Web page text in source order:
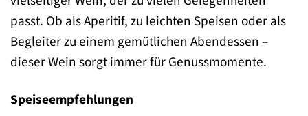
passt. Ob als Aperitif, zu leichten Speisen oder als
Begleiter zu einem gemütlichen Abendessen –
dieser Wein sorgt immer für Genussmomente.
Speiseempfehlungen